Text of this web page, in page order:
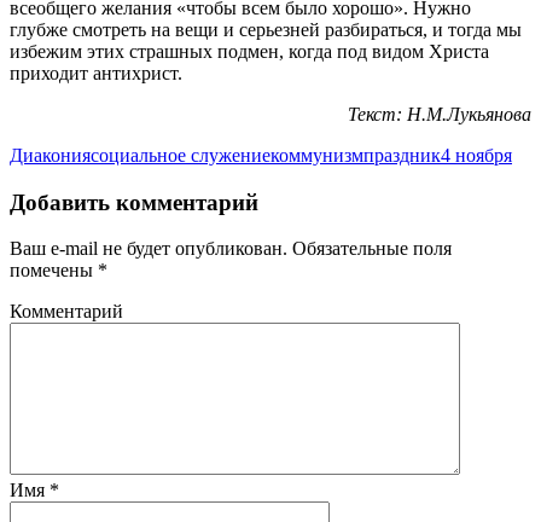
всеобщего желания «чтобы всем было хорошо». Нужно
глубже смотреть на вещи и серьезней разбираться, и тогда мы
избежим этих страшных подмен, когда под видом Христа
приходит антихрист.
Текст: Н.М.Лукьянова
Диакониясоциальное служениекоммунизмпраздник4 ноября
Добавить комментарий
Ваш e-mail не будет опубликован. Обязательные поля
помечены *
Комментарий
Имя *